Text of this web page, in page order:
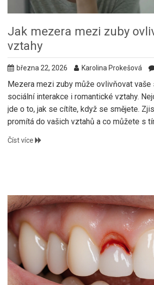
Jak mezera mezi zuby
vztahy
března 22, 2026 Karolina Prokešová
Mezera mezi zuby může ovlivňovat vaše
sociální interakce i romantické vztahy.
jde o to, jak se cítíte, když se smějete.
promítá do vašich vztahů a co můžete s
Číst více